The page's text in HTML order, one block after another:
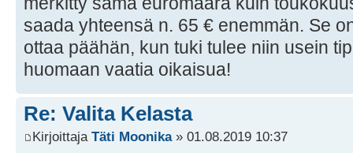
saada yhteensä n. 65 € enemmän. Se
ottaa päähän, kun tuki tulee niin usein
huomaan vaatia oikaisua!
Re: Valita Kelasta
Kirjoittaja Täti Moonika» 01.08.2019 10:37